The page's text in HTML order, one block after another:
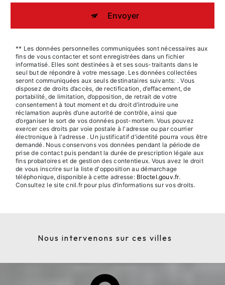
Envoyer
** Les données personnelles communiquées sont nécessaires aux
fins de vous contacter et sont enregistrées dans un fichier
informatisé. Elles sont destinées à et ses sous-traitants dans le
seul but de répondre à votre message. Les données collectées
seront communiquées aux seuls destinataires suivants: . Vous
disposez de droits d’accès, de rectification, d’effacement, de
portabilité, de limitation, d’opposition, de retrait de votre
consentement à tout moment et du droit d’introduire une
réclamation auprès d’une autorité de contrôle, ainsi que
d’organiser le sort de vos données post-mortem. Vous pouvez
exercer ces droits par voie postale à l'adresse ou par courrier
électronique à l'adresse . Un justificatif d'identité pourra vous être
demandé. Nous conservons vos données pendant la période de
prise de contact puis pendant la durée de prescription légale aux
fins probatoires et de gestion des contentieux. Vous avez le droit
de vous inscrire sur la liste d'opposition au démarchage
téléphonique, disponible à cette adresse: Bloctel.gouv.fr.
Consultez le site cnil.fr pour plus d’informations sur vos droits.
Nous intervenons sur ces villes